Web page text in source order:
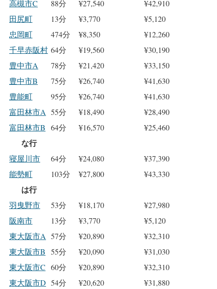
高槻市C
88分 ¥27,540
¥42,910
田尻町
13分 ¥3,770
¥5,120
忠岡町
474分 ¥8,350
¥12,260
千早赤阪村 64分 ¥19,560
¥30,190
豊中市A
78分 ¥21,420
¥33,150
豊中市B
75分 ¥26,740
¥41,630
豊能町
95分 ¥26,740
¥41,630
富田林市A 55分 ¥18,490
¥28,490
富田林市B 64分 ¥16,570 ¥25,460
な行
寝屋川市 64分 ¥24,080
¥37,390
能勢町
103分 ¥27,800 ¥43,330
は行
羽曳野市 53分 ¥18,170
¥27,980
阪南市
13分 ¥3,770
¥5,120
東大阪市A 57分 ¥20,890
¥32,310
東大阪市B 55分 ¥20,090
¥31,030
東大阪市C 60分 ¥20,890
¥32,310
東大阪市D 54分 ¥20,620
¥31,880